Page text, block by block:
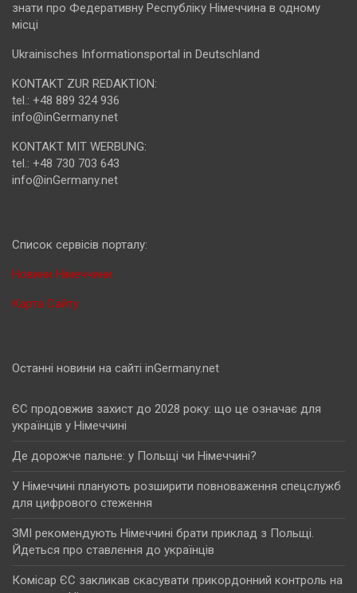
знати про Федеративну Республіку Німеччина в одному
місці
Ukrainisches Informationsportal in Deutschland
KONTAKT ZUR REDAKTION:
tel.: +48 889 324 936
info@inGermany.net
KONTAKT MIT WERBUNG:
tel.: +48 730 703 643
info@inGermany.net
Cписок сервісів порталу:
Новини Німеччини
Карта Сайту
Останні новини на сайті inGermany.net
ЄС продовжив захист до 2028 року: що це означає для
українців у Німеччині
Де дорожче пальне: у Польщі чи Німеччині?
У Німеччині планують розширити повноваження спецслужб
для цифрового стеження
ЗМІ рекомендують Німеччині брати приклад з Польщі.
Йдеться про ставлення до українців
Комісар ЄС закликав скасувати прикордонний контроль на